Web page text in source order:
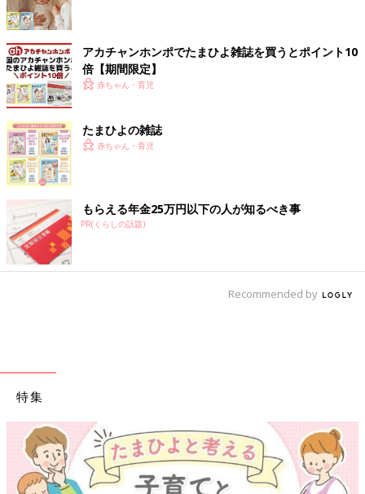
アカチャンホンポでたまひよ雑誌を買うとポイント10
倍【期間限定】
赤ちゃん・育児
たまひよの雑誌
赤ちゃん・育児
もらえる年金25万円以下の人が知るべき事
PR(くらしの話題)
Recommended by
特集
【ワクチン接種できるものも】妊婦の感染症対策、知